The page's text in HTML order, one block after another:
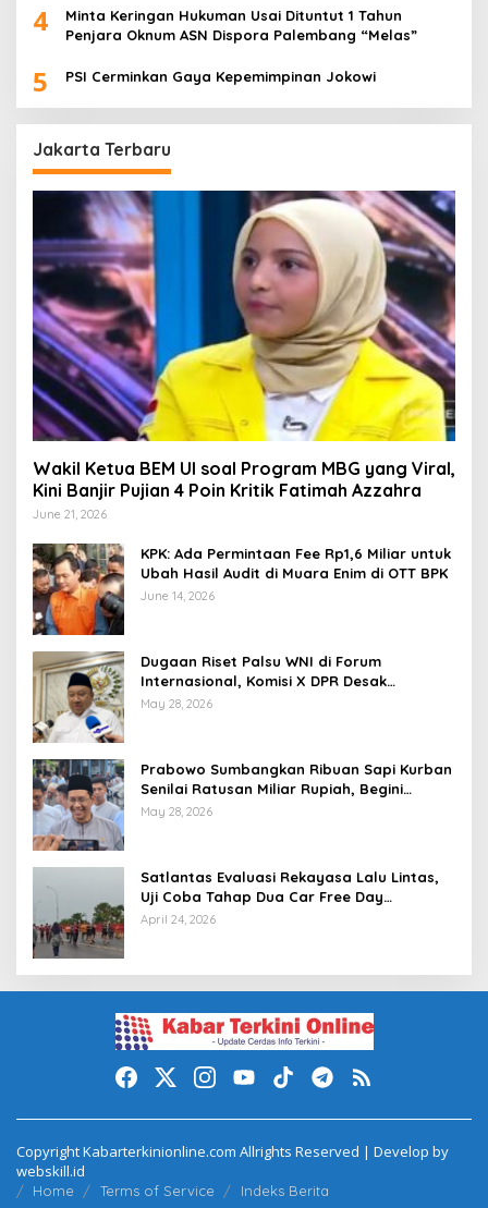
4
Minta Keringan Hukuman Usai Dituntut 1 Tahun
Penjara Oknum ASN Dispora Palembang “Melas”
5 PSI Cerminkan Gaya Kepemimpinan Jokowi
Jakarta Terbaru
Wakil Ketua BEM UI soal Program MBG yang Viral,
Kini Banjir Pujian 4 Poin Kritik Fatimah Azzahra
June 21, 2026
KPK: Ada Permintaan Fee Rp1,6 Miliar untuk
Ubah Hasil Audit di Muara Enim di OTT BPK
June 14, 2026
Dugaan Riset Palsu WNI di Forum
Internasional, Komisi X DPR Desak
Investigasi dan Penegakan Sanksi Etik
May 28, 2026
Prabowo Sumbangkan Ribuan Sapi Kurban
Senilai Ratusan Miliar Rupiah, Begini
Tanggapan Menkeu Purbaya
May 28, 2026
Satlantas Evaluasi Rekayasa Lalu Lintas,
Uji Coba Tahap Dua Car Free Day
Palembang Diundur
April 24, 2026
Copyright Kabarterkinionline.com Allrights Reserved | Develop by
webskill.id
Home Terms of Service Indeks Berita